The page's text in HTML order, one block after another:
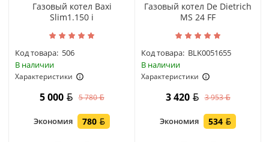
Газовый котел Baxi
Slim1.150 i
Код товара: 506
В наличии
Характеристики
5 000 5 780
Экономия 780
Газовый котел De Dietrich
MS 24 FF
Код товара: BLK0051655
В наличии
Характеристики
3 420 3 953
Экономия 534